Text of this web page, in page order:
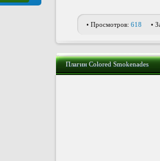
• Просмотров: 618 •
Плагин Colored Smokenades